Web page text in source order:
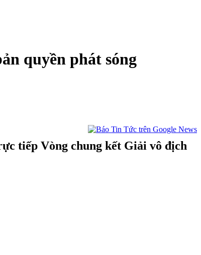
quyền phát sóng
tiếp Vòng chung kết Giải vô địch